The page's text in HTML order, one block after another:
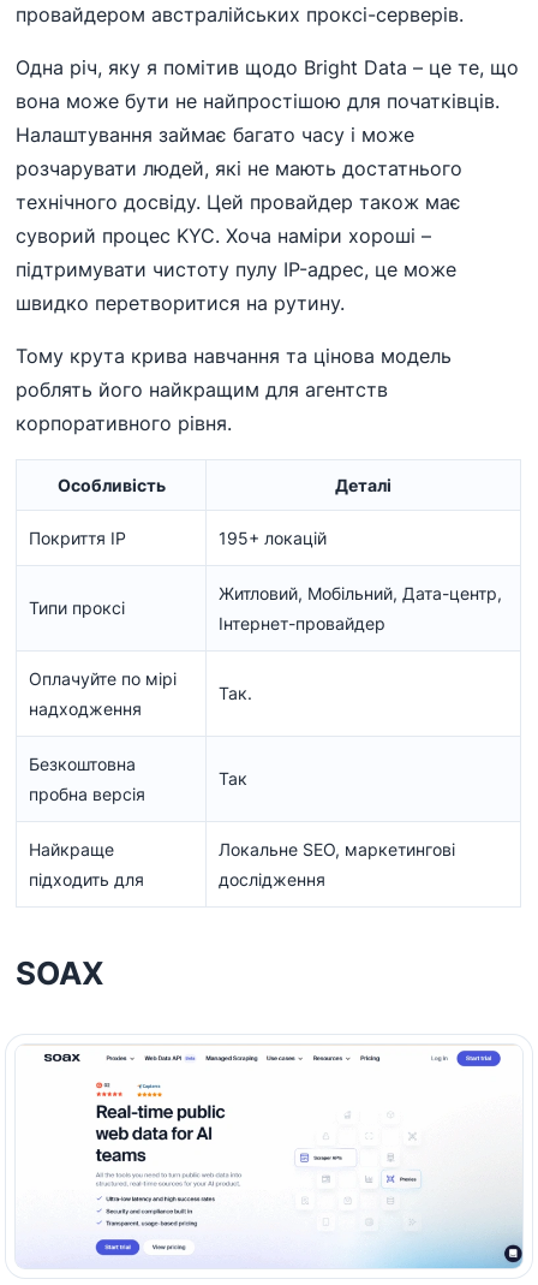
провайдером австралійських проксі-серверів.
Одна річ, яку я помітив щодо Bright Data – це те, що
вона може бути не найпростішою для початківців.
Налаштування займає багато часу і може
розчарувати людей, які не мають достатнього
технічного досвіду. Цей провайдер також має
суворий процес KYC. Хоча наміри хороші –
підтримувати чистоту пулу IP-адрес, це може
швидко перетворитися на рутину.
Тому крута крива навчання та цінова модель
роблять його найкращим для агентств
корпоративного рівня.
Особливість Деталі
Покриття IP 195+ локацій
Типи проксі
Житловий, Мобільний, Дата-центр,
Інтернет-провайдер
Оплачуйте по мірі
надходження
Так.
Безкоштовна
пробна версія
Так
Найкраще
підходить для
Локальне SEO, маркетингові
дослідження
SOAX